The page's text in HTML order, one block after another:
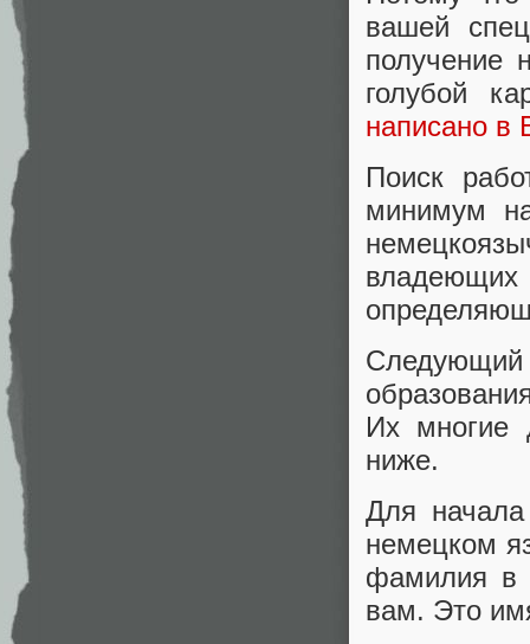
вашей
получение
голубой
написано в
Поиск
минимум
Их многие
ниже.
Для
немецком
фамилия в
вам. Это